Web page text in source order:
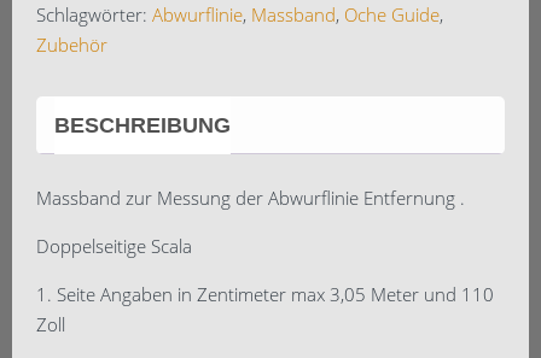
Schlagwörter: Abwurflinie, Massband, Oche Guide,
Zubehör
BESCHREIBUNG
Massband zur Messung der Abwurflinie Entfernung .
Doppelseitige Scala
1. Seite Angaben in Zentimeter max 3,05 Meter und 110
Zoll